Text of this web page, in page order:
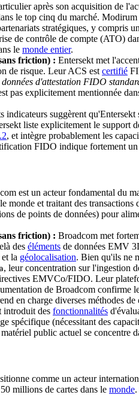
après son acquisition de
le top cinq du marché.
stratégiques, y compris
de contrôle de compte (ATO)
le monde entier.
friction) : Entersekt met
de risque. Leur ACS est certifié
d'attestation FIDO
pas explicitement mentionnée
indicateurs suggèrent
liste explicitement le support
, et intègre probablement les
FIDO indique fortement
est un acteur fondamental du
monde et traitant des transactions
de points de données) pour
friction) : Broadcom met
des éléments de données EMV
la géolocalisation. Bien qu'ils ne
, leur concentration sur l'ingestion
EMVCo/FIDO. Leur
de Broadcom confirme
en charge diverses méthodes
introduit des fonctionnalités
spécifique (nécessitant des
public actuel se concentre
comme un acteur
millions de cartes dans le monde